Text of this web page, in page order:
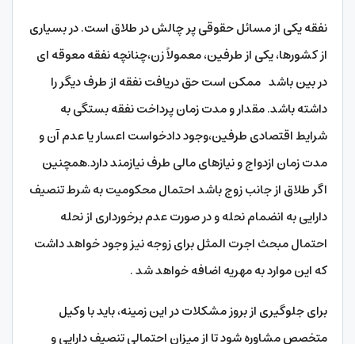
نفقه یکی از مسائل حقوقی پر چالش در طلاق است. در بسیاری
از کشورها، یکی از طرفین، معمولاً زن،چنانچه نفقه معوقه ای
در بین باشد ممکن است حق دریافت نفقه از طرف دیگر را
داشته باشد. مقدار و مدت زمان پرداخت نفقه بستگی به
شرایط اقتصادی طرفین،وجود دادخواست اعسار یا عدم آن و
مدت زمان ازدواج و نیازهای مالی طرف نیازمند دارد.همچنین
اگر طلاق از جانب زوج باشد احتمال محکومیت به شرط تنصیف
دارایی به انضمام نحله و در صورت عدم برخورداری از نحله
احتمال مبحث اجرت المثل برای زوجه نیز وجود خواهد داشت
که این موارد به مهریه اضافه خواهد شد .
برای جلوگیری از بروز مشکلات در این زمینه، باید با وکیل
متخصص مشاوره شود تا از میزان احتمالی تنصیف دارایی و